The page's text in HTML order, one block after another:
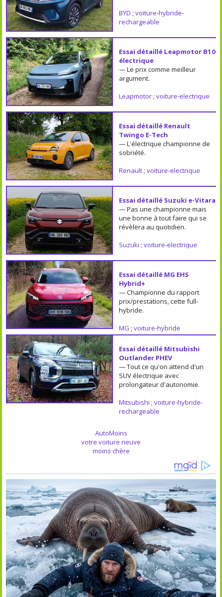
BYD ; voiture-hybride-
rechargeable
Essai détaillé Leapmotor B10
électrique
— Le prix comme meilleur
argument.
Leapmotor; voiture-electrique
Essai détaillé Renault
Twingo E-Tech
— L'électrique championne de
sobriété.
Renault; voiture-electrique
Essai détaillé Suzuki e-Vitara
— Pas une championne mais
une bonne à tout faire qui se
révèlera au quotidien.
Suzuki ; voiture-electrique
Essai détaillé MG EHS
Hybrid+
— Championne du rapport
prix/prestations, cette full-
hybride.
MG ; voiture-hybride
Essai détaillé Mitsubishi
Outlander PHEV
— Tout ce qu'on attend d'un
SUV électrique avec
prolongateur d'autonomie.
Mitsubishi ; voiture-hybride-
rechargeable
AutoMoins
votre voiture neuve
moins chère